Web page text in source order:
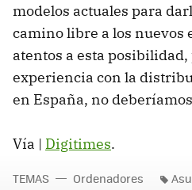
modelos actuales para
camino libre a los nuevos
atentos a esta posibilidad,
experiencia con la
en España, no
Vía | Digitimes.
TEMAS Ordenadores